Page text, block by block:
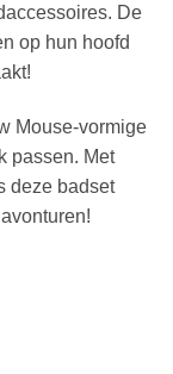
De
op hun hoofd
Mouse-vormige
passen. Met
deze badset